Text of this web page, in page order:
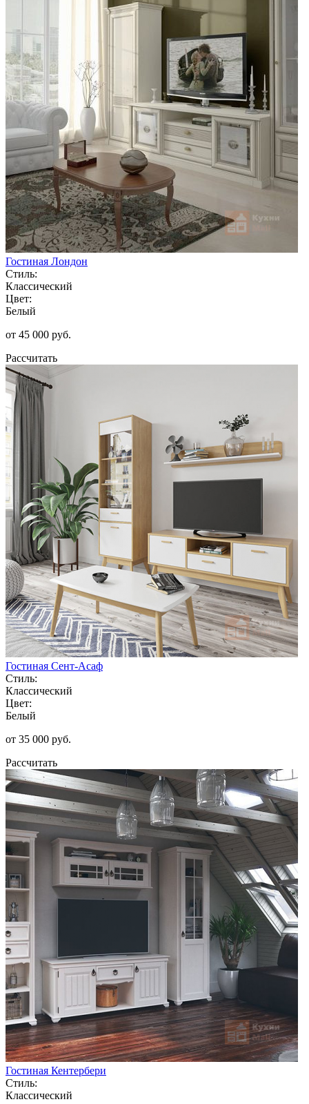
Гостиная Лондон
Стиль:
Классический
Цвет:
Белый
от 45 000 руб.
Рассчитать
Гостиная Сент-Асаф
Стиль:
Классический
Цвет:
Белый
от 35 000 руб.
Рассчитать
Гостиная Кентербери
Стиль:
Классический